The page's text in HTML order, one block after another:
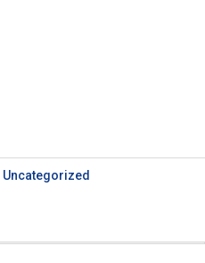
Uncategorized